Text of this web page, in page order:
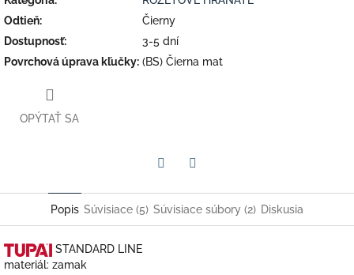
Odtieň:
Čierny
Dostupnosť:
3-5 dní
Povrchová úprava kľučky: (BS) Čierna mat
OPÝTAŤ SA
Popis Súvisiace (5) Súvisiace súbory (2) Diskusia
STANDARD LINE
materiál: zamak